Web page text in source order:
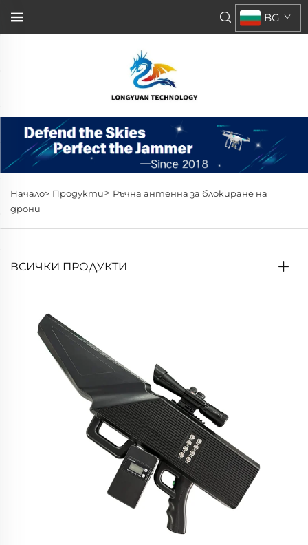
BG
Начало> Продукти> Ръчна антенна за блокиране на
дрони
ВСИЧКИ ПРОДУКТИ